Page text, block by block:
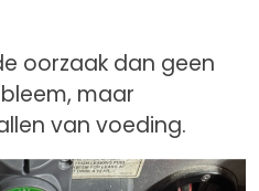
oorzaak dan geen
maar
van voeding.